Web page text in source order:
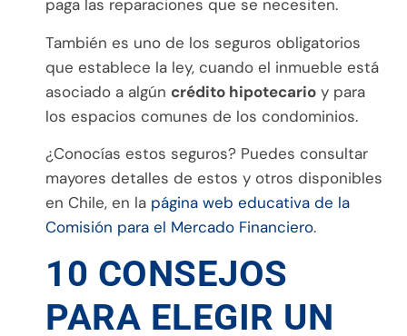
paga las reparaciones que se necesiten.
También es uno de los seguros obligatorios
que establece la ley, cuando el inmueble está
asociado a algún crédito hipotecario y para
los espacios comunes de los condominios.
¿Conocías estos seguros? Puedes consultar
mayores detalles de estos y otros disponibles
en Chile, en la página web educativa de la
Comisión para el Mercado Financiero.
10 CONSEJOS
PARA ELEGIR UN